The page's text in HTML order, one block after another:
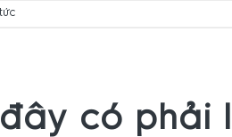
đây có phải